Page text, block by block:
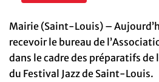
Mairie (Saint-Louis) –
recevoir le bureau de
dans le cadre des préparatifs
du Festival Jazz de Saint-Louis.